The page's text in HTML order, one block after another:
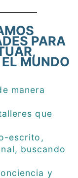
PARA
MUNDO
manera
que
escrito,
buscando
y